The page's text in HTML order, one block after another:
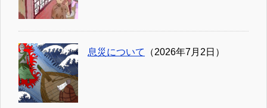
息災について （2026年7月2日）